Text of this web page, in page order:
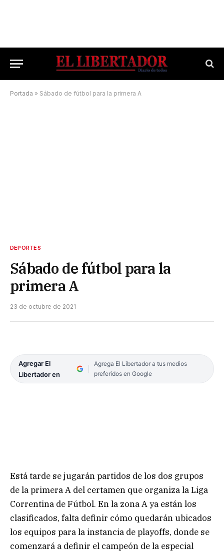
Portada » Sábado de fútbol para la primera A
DEPORTES
Sábado de fútbol para la
primera A
23 de octubre de 2021
Agregar El
Libertador en
Agrega El Libertador a tus medios
preferidos en Google
Está tarde se jugarán partidos de los dos grupos
de la primera A del certamen que organiza la Liga
Correntina de Fútbol. En la zona A ya están los
clasificados, falta definir cómo quedarán ubicados
los equipos para la instancia de playoffs, donde se
comenzará a definir el campeón de la especial